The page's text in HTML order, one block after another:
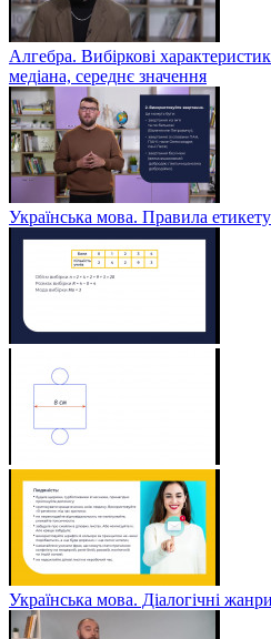
Алгебра. Вибіркові
медіана, середнє значення
Українська мова. Правила
Українська мова. Діалогічні